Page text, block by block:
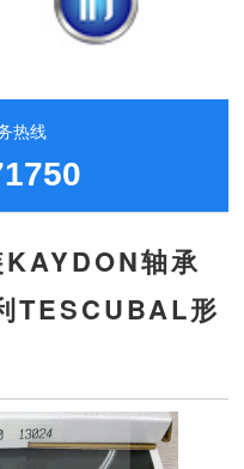
热线
轴承
TESCUBAL形